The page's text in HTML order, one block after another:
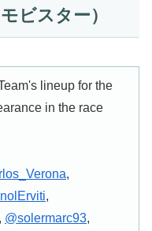
ビスター）
lineup for the
in the race
,
,
, @solermarc93,